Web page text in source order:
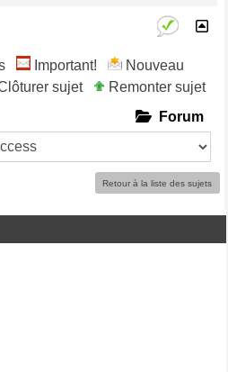
Important!
Nouveau
sujet
Remonter sujet
Forum
Retour à la liste des sujets